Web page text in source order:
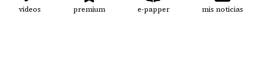
videos premium e-papper mis noticias